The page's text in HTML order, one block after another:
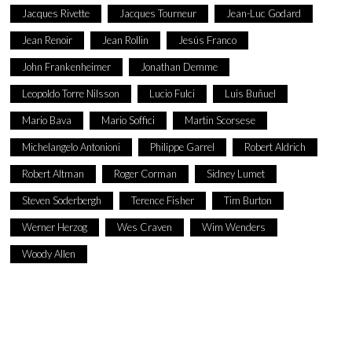
Jacques Rivette Jacques Tourneur Jean-Luc Godard
Jean Renoir Jean Rollin Jesús Franco
John Frankenheimer Jonathan Demme
Leopoldo Torre Nilsson Lucio Fulci Luis Buñuel
Mario Bava Mario Soffici Martin Scorsese
Michelangelo Antonioni Philippe Garrel Robert Aldrich
Robert Altman Roger Corman Sidney Lumet
Steven Soderbergh Terence Fisher Tim Burton
Werner Herzog Wes Craven Wim Wenders
Woody Allen